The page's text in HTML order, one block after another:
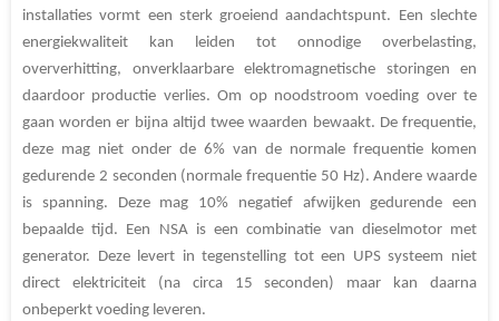
installaties vormt een sterk groeiend aandachtspunt. Een slechte
energiekwaliteit kan leiden tot onnodige overbelasting,
oververhitting, onverklaarbare elektromagnetische storingen en
daardoor productie verlies. Om op noodstroom voeding over te
gaan worden er bijna altijd twee waarden bewaakt. De frequentie,
deze mag niet onder de 6% van de normale frequentie komen
gedurende 2 seconden (normale frequentie 50 Hz). Andere waarde
is spanning. Deze mag 10% negatief afwijken gedurende een
bepaalde tijd. Een NSA is een combinatie van dieselmotor met
generator. Deze levert in tegenstelling tot een UPS systeem niet
direct elektriciteit (na circa 15 seconden) maar kan daarna
onbeperkt voeding leveren.